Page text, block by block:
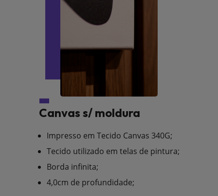
Canvas s/ moldura
Impresso em Tecido Canvas 340G;
Tecido utilizado em telas de pintura;
Borda infinita;
4,0cm de profundidade;